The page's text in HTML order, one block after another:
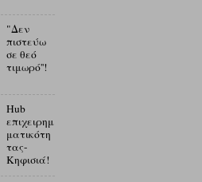
"Δεν
πιστεύω
σε θεό
τιμωρό''!
Hub
επιχειρημ
ματικότη
τας-
Κηφισιά!